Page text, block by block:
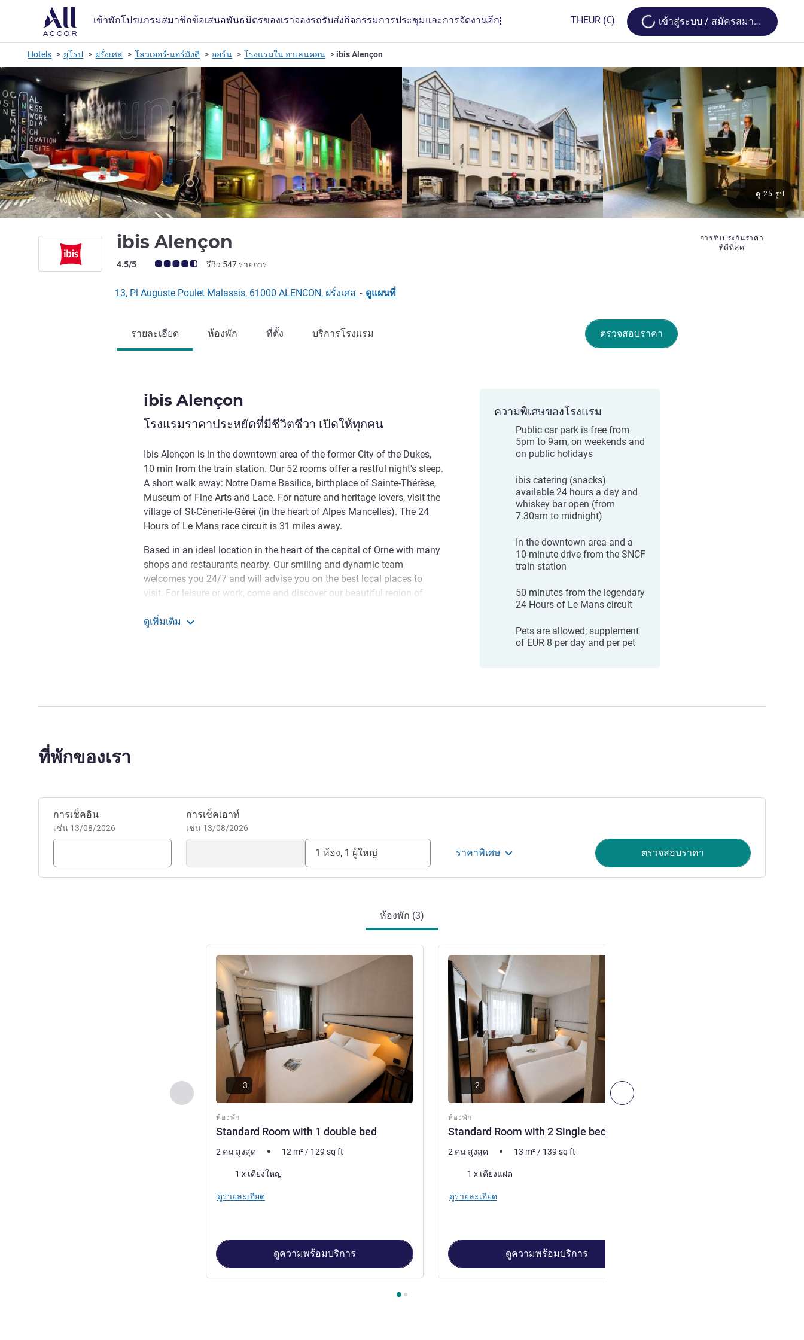
เข้าพักโปรแกรมสมาชิกข้อเสนอพันธมิตรของเราจองรถรับส่งกิจกรรมการประชุมและการจัดงานอีก THEUR (€) Loading...
เข้าสู่ระบบ / สมัครสมาชิก
Hotels ยุโรป ฝรั่งเศส โลวเออร์-นอร์มังดี ออร์น โรงแรมใน อาเลนคอน ibis Alençon
ibis Alençon
คะแนนความคิดเห็นจากแขก (เรทติ้งบน ALL)
4.5/5 รีวิว 547 รายการ
การรับประกันราคา
ที่ดีที่สุด
ดู 25 รูป
13, Pl Auguste Poulet Malassis, 61000 ALENCON, ฝรั่งเศส - ดูแผนที่
ตรวจสอบราคา
รายละเอียด ห้องพัก ที่ตั้ง บริการโรงแรม
ibis Alençon
โรงแรมราคาประหยัดที่มีชีวิตชีวา เปิดให้ทุกคน
Ibis Alençon is in the downtown area of the former City of the Dukes,
10 min from the train station. Our 52 rooms offer a restful night's sleep.
A short walk away: Notre Dame Basilica, birthplace of Sainte-Thérèse,
Museum of Fine Arts and Lace. For nature and heritage lovers, visit the
village of St-Céneri-le-Gérei (in the heart of Alpes Mancelles). The 24
Hours of Le Mans race circuit is 31 miles away.
Based in an ideal location in the heart of the capital of Orne with many
shops and restaurants nearby. Our smiling and dynamic team
welcomes you 24/7 and will advise you on the best local places to
visit. For leisure or work, come and discover our beautiful region of
ดูเพิ่มเติม
ความพิเศษของโรงแรม
Public car park is free from
5pm to 9am, on weekends and
on public holidays
ibis catering (snacks)
available 24 hours a day and
whiskey bar open (from
7.30am to midnight)
In the downtown area and a
10-minute drive from the SNCF
train station
50 minutes from the legendary
24 Hours of Le Mans circuit
Pets are allowed; supplement
of EUR 8 per day and per pet
ที่พักของเรา
จองโรงแรมนี้
การเช็คอิน
เช่น 13/08/2026
การเช็คเอาท์
เช่น 13/08/2026
1 ห้อง, 1 ผู้ใหญ่ ราคาพิเศษ ตรวจสอบราคา
ห้องพัก (3)
ก่อนหน้า - ห้องพัก ถัดไป - ห้องพัก
ห้องพัก
Standard Room with 1 double bed
ดูรายละเอียด
3
2 คน สูงสุด 12 m² / 129 sq ft
เครื่องนอน
1 x เตียงใหญ่
ดูรายละเอียด
ดูความพร้อมบริการ
ห้องพัก
Standard Room with 2 Single beds
ดูรายละเอียด
2
2 คน สูงสุด 13 m² / 139 sq ft
เครื่องนอน
1 x เตียงแฝด
ดูรายละเอียด
ดูความพร้อมบริการ